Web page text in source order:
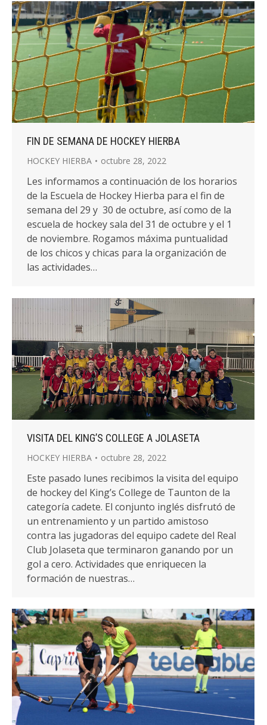
FIN DE SEMANA DE HOCKEY HIERBA
HOCKEY HIERBA octubre 28, 2022
Les informamos a continuación de los horarios
de la Escuela de Hockey Hierba para el fin de
semana del 29 y 30 de octubre, así como de la
escuela de hockey sala del 31 de octubre y el 1
de noviembre. Rogamos máxima puntualidad
de los chicos y chicas para la organización de
las actividades…
VISITA DEL KING’S COLLEGE A JOLASETA
HOCKEY HIERBA octubre 28, 2022
Este pasado lunes recibimos la visita del equipo
de hockey del King’s College de Taunton de la
categoría cadete. El conjunto inglés disfrutó de
un entrenamiento y un partido amistoso
contra las jugadoras del equipo cadete del Real
Club Jolaseta que terminaron ganando por un
gol a cero. Actividades que enriquecen la
formación de nuestras…